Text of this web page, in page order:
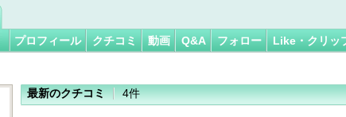
プロフィール クチコミ 動画 Q&A フォロー Like・クリッ
最新のクチコミ 4件